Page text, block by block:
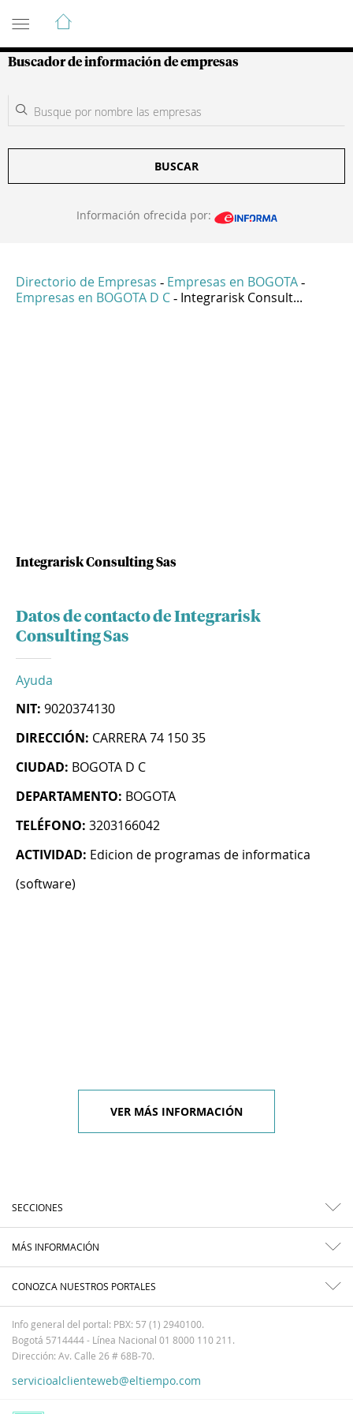
Guía de Empresas Colombianas
Buscador de información de empresas
BUSCAR
Información ofrecida por:
Directorio de Empresas - Empresas en BOGOTA -
Empresas en BOGOTA D C - Integrarisk Consult...
Integrarisk Consulting Sas
Datos de contacto de Integrarisk
Consulting Sas
Ayuda
NIT: 9020374130
DIRECCIÓN: CARRERA 74 150 35
CIUDAD: BOGOTA D C
DEPARTAMENTO: BOGOTA
TELÉFONO: 3203166042
ACTIVIDAD: Edicion de programas de informatica
(software)
VER MÁS INFORMACIÓN
SECCIONES
MÁS INFORMACIÓN
CONOZCA NUESTROS PORTALES
Info general del portal: PBX: 57 (1) 2940100.
Bogotá 5714444 - Línea Nacional 01 8000 110 211.
Dirección: Av. Calle 26 # 68B-70.
servicioalclienteweb@eltiempo.com